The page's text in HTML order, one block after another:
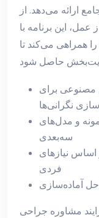
ارائه می‌دهد. از
این برنامه با
همراهی می‌کند تا
مصنوعی برای
نگرانی‌ها
و مدل‌های
سه‌بعدی
نیازهای
فردی
آماده‌سازی
مشاوره جراحی